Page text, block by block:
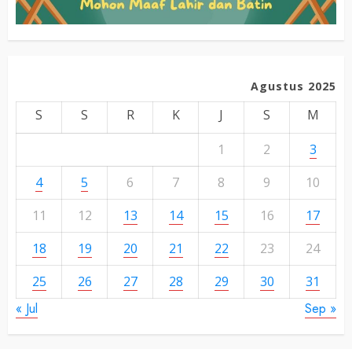
Agustus 2025
S S R K J S
M
1
2
3
4
5 6 7 8 9
10
11
12 13 14 15 16
17
18
19 20 21 22 23
24
25
26 27 28 29 30 31
« Jul Sep »